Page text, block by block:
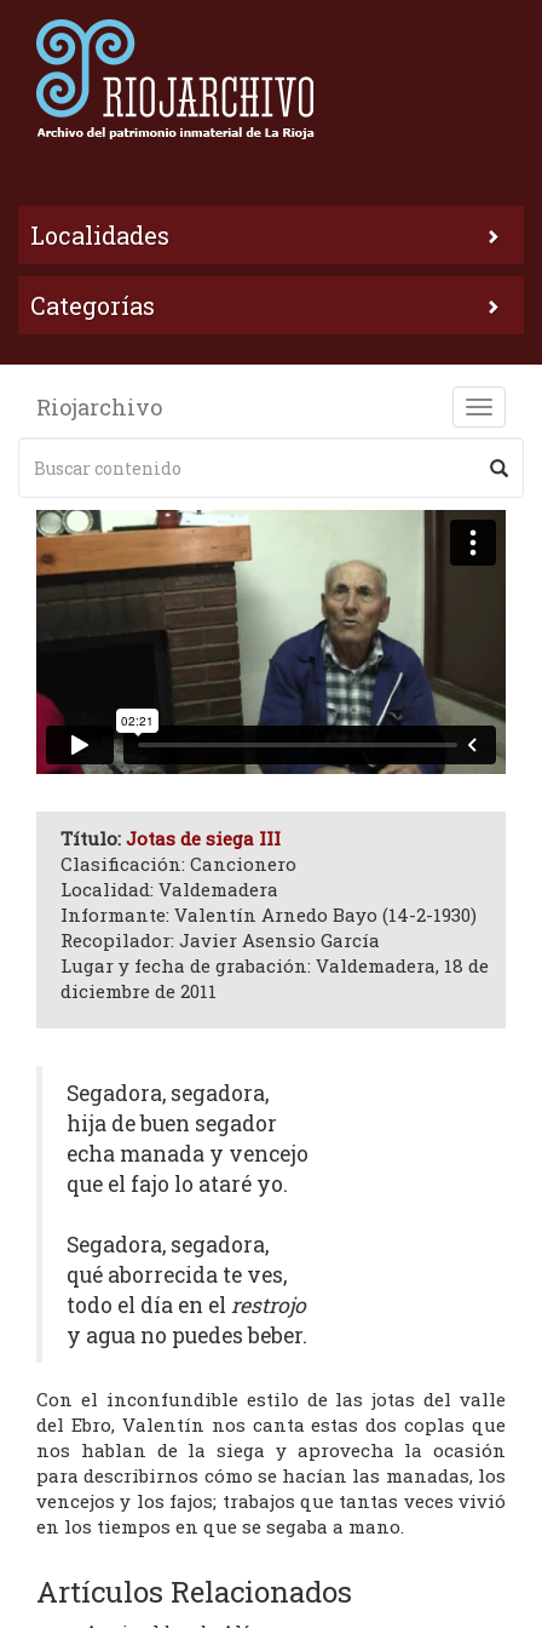
Localidades
Categorías
Toggle
Riojarchivo
Título: Jotas de siega III
Clasificación: Cancionero
Localidad: Valdemadera
Informante: Valentín Arnedo Bayo (14-2-1930)
Recopilador: Javier Asensio García
Lugar y fecha de grabación: Valdemadera, 18 de
diciembre de 2011
Segadora, segadora,
hija de buen segador
echa manada y vencejo
que el fajo lo ataré yo.
Segadora, segadora,
qué aborrecida te ves,
todo el día en el restrojo
y agua no puedes beber.
Con el inconfundible estilo de las jotas del valle
del Ebro, Valentín nos canta estas dos coplas que
nos hablan de la siega y aprovecha la ocasión
para describirnos cómo se hacían las manadas, los
vencejos y los fajos; trabajos que tantas veces vivió
en los tiempos en que se segaba a mano.
Artículos Relacionados